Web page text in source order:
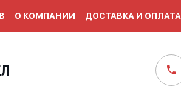
О КОМПАНИИ ДОСТАВКА И ОПЛАТА